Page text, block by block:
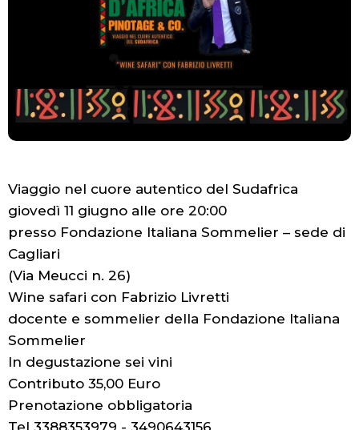
Viaggio nel cuore autentico del Sudafrica
giovedì 11 giugno alle ore 20:00
presso Fondazione Italiana Sommelier – sede di
Cagliari
(Via Meucci n. 26)
Wine safari con Fabrizio Livretti
docente e sommelier della Fondazione Italiana
Sommelier
In degustazione sei vini
Contributo 35,00 Euro
Prenotazione obbligatoria